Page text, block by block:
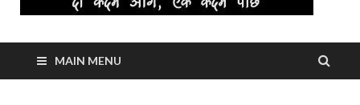
MAIN MENU